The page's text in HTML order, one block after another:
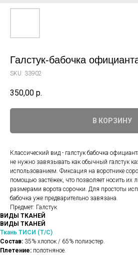
Галстук-бабочка
SKU: 33902
350,00 р.
В КОРЗИНУ
Классический вид - галстук бабочка
не нужно завязывать как обычный галстук
использованием. Фиксация на воротнике
помощью застёжек, что позволяет носить
размерами ворота сорочки. Для простоты
бабочка уже предварительно завязана.
Предмет: Галстук
ВИДЫ ТКАНЕЙ
ВИДЫ ТКАНЕЙ
Ткань ТИСИ (Т/С)
Состав: 35% хлопок / 65% полиэстер.
Плетение: полотняное.